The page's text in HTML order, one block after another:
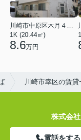
川崎市中原区木月４丁目
1K (20.44㎡)
8.6万円
川崎市幸区の賃貸
株式会
電話をする